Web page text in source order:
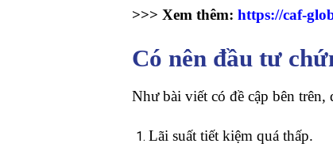
>>> Xem thêm:https://caf-
Có nên đầu tư
Như bài viết có đề cập bên
Lãi suất tiết kiệm quá thấp.